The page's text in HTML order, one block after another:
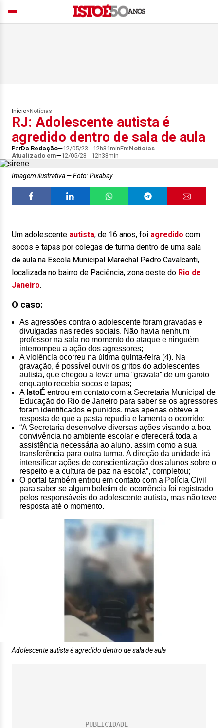
Início> Notícias
RJ: Adolescente autista é
agredido dentro de sala de aula
PorDa Redação 12/05/23 - 12h31minEmNotícias
Atualizado em
12/05/23 - 12h33min
Imagem ilustrativa Foto: Pixabay
Um adolescente autista, de 16 anos, foi agredido com
socos e tapas por colegas de turma dentro de uma sala
de aula na Escola Municipal Marechal Pedro Cavalcanti,
localizada no bairro de Paciência, zona oeste do Rio de
Janeiro.
O caso:
As agressões contra o adolescente foram gravadas e
divulgadas nas redes sociais. Não havia nenhum
professor na sala no momento do ataque e ninguém
interrompeu a ação dos agressores;
A violência ocorreu na última quinta-feira (4). Na
gravação, é possível ouvir os gritos do adolescentes
autista, que chegou a levar uma “gravata” de um garoto
enquanto recebia socos e tapas;
A IstoÉ entrou em contato com a Secretaria Municipal de
Educação do Rio de Janeiro para saber se os agressores
foram identificados e punidos, mas apenas obteve a
resposta de que a pasta repudia e lamenta o ocorrido;
“A Secretaria desenvolve diversas ações visando a boa
convivência no ambiente escolar e oferecerá toda a
assistência necessária ao aluno, assim como a sua
transferência para outra turma. A direção da unidade irá
intensificar ações de conscientização dos alunos sobre o
respeito e a cultura de paz na escola”, completou;
O portal também entrou em contato com a Polícia Civil
para saber se algum boletim de ocorrência foi registrado
pelos responsáveis do adolescente autista, mas não teve
resposta até o momento.
Adolescente autista é agredido dentro de sala de aula